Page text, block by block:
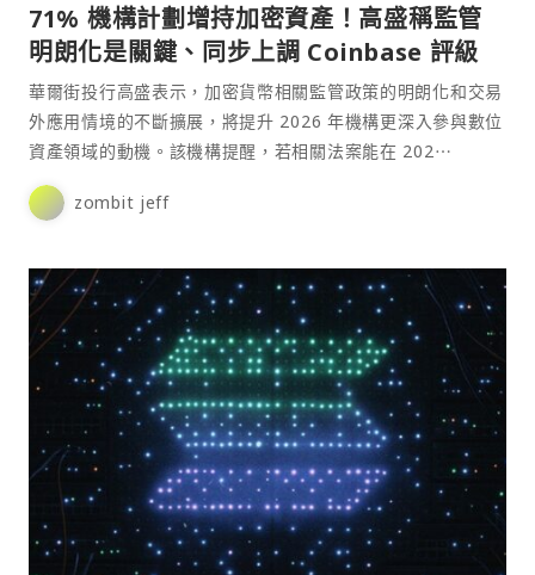
71% 機構計劃增持加密資產！高盛稱監管
明朗化是關鍵、同步上調 Coinbase 評級
華爾街投行高盛表示，加密貨幣相關監管政策的明朗化和交易
外應用情境的不斷擴展，將提升 2026 年機構更深入參與數位
資產領域的動機。該機構提醒，若相關法案能在 202⋯
zombit jeff